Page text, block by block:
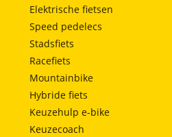
Elektrische fietsen
Speed pedelecs
Stadsfiets
Racefiets
Mountainbike
Hybride fiets
Keuzehulp e-bike
Keuzecoach